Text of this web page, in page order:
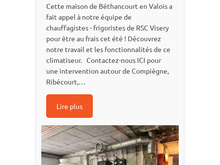
Cette maison de Béthancourt en Valois a
fait appel à notre équipe de
chauffagistes - frigoristes de RSC Visery
pour être au frais cet été ! Découvrez
notre travail et les fonctionnalités de ce
climatiseur. Contactez-nous ICI pour
une intervention autour de Compiègne,
Ribécourt,…
Lire plus